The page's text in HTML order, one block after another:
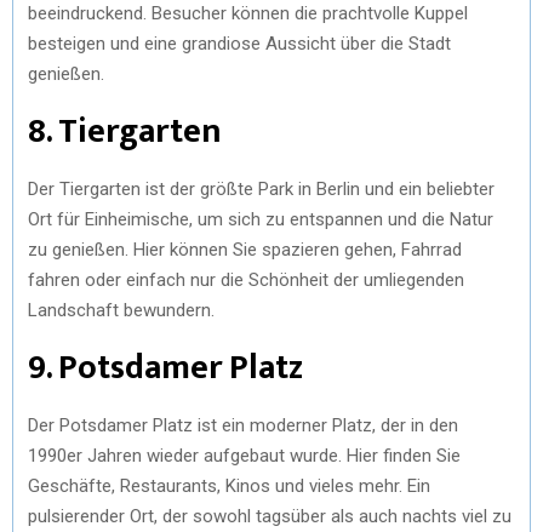
beeindruckend. Besucher können die prachtvolle Kuppel
besteigen und eine grandiose Aussicht über die Stadt
genießen.
8. Tiergarten
Der Tiergarten ist der größte Park in Berlin und ein beliebter
Ort für Einheimische, um sich zu entspannen und die Natur
zu genießen. Hier können Sie spazieren gehen, Fahrrad
fahren oder einfach nur die Schönheit der umliegenden
Landschaft bewundern.
9. Potsdamer Platz
Der Potsdamer Platz ist ein moderner Platz, der in den
1990er Jahren wieder aufgebaut wurde. Hier finden Sie
Geschäfte, Restaurants, Kinos und vieles mehr. Ein
pulsierender Ort, der sowohl tagsüber als auch nachts viel zu